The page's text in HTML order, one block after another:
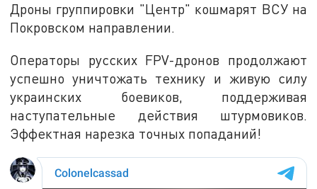
Дроны группировки "Центр" кошмарят ВСУ на
Покровском направлении.
Операторы русских FPV-дронов продолжают
успешно уничтожать технику и живую силу
украинских боевиков, поддерживая
наступательные действия штурмовиков.
Эффектная нарезка точных попаданий!